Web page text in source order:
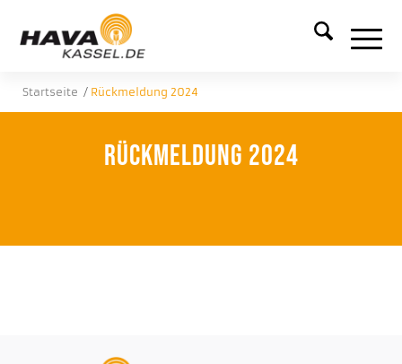
Startseite / Rückmeldung 2024
Rückmeldung 2024